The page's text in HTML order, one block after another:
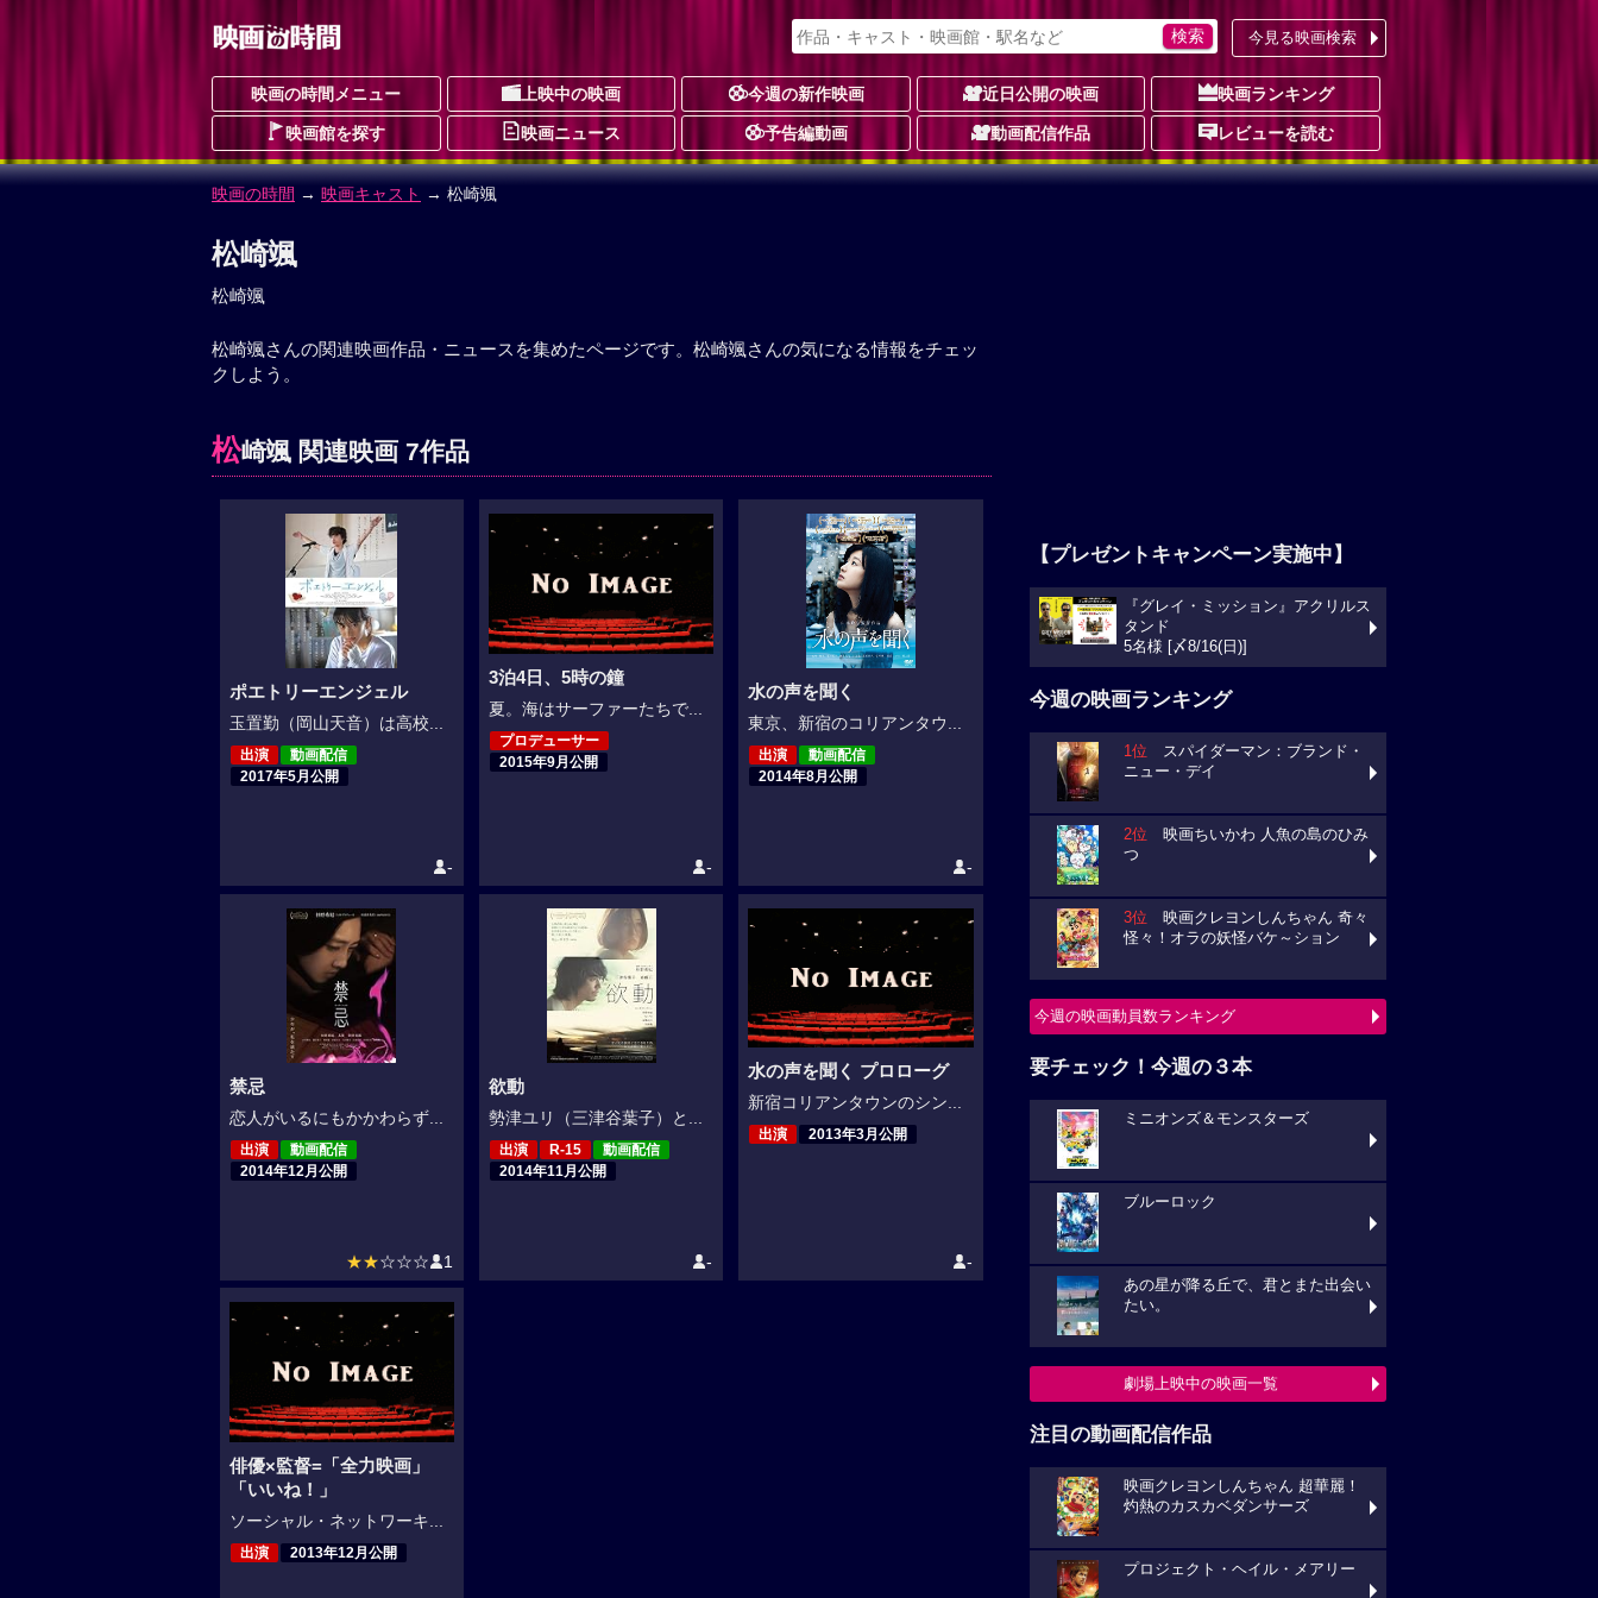
今見る映画検索
映画の時間メニュー 上映中の映画 今週の新作映画 近日公開の映画 映画ランキング
映画館を探す 映画ニュース 予告編動画 動画配信作品 レビューを読む
映画の時間 → 映画キャスト → 松崎颯
松崎颯
松崎颯
松崎颯さんの関連映画作品・ニュースを集めたページです。松崎颯さんの気になる情報をチェッ
クしよう。
松崎颯 関連映画 7作品
ポエトリーエンジェル
玉置勤（岡山天音）は高校...
出演
動画配信
2017年5月公開
-
3泊4日、5時の鐘
夏。海はサーファーたちで...
プロデューサー
2015年9月公開
-
水の声を聞く
東京、新宿のコリアンタウ...
出演
動画配信
2014年8月公開
-
禁忌
恋人がいるにもかかわらず...
出演
動画配信
2014年12月公開
★★☆☆☆ 1
欲動
勢津ユリ（三津谷葉子）と...
出演 R-15
動画配信
2014年11月公開
-
水の声を聞く プロローグ
新宿コリアンタウンのシン...
出演 2013年3月公開
-
俳優×監督=「全力映画」
「いいね！」
ソーシャル・ネットワーキ...
出演 2013年12月公開
【プレゼントキャンペーン実施中】
『グレイ・ミッション』アクリルス
タンド
5名様 [〆8/16(日)]
今週の映画ランキング
1位 スパイダーマン：ブランド・
ニュー・デイ
2位 映画ちいかわ 人魚の島のひみ
つ
3位 映画クレヨンしんちゃん 奇々
怪々！オラの妖怪バケ～ション
今週の映画動員数ランキング
要チェック！今週の３本
ミニオンズ＆モンスターズ
ブルーロック
あの星が降る丘で、君とまた出会い
たい。
劇場上映中の映画一覧
注目の動画配信作品
映画クレヨンしんちゃん 超華麗！
灼熱のカスカベダンサーズ
プロジェクト・ヘイル・メアリー